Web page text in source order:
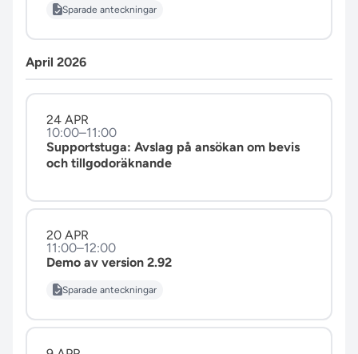
Sparade anteckningar
April 2026
24 APR
10:00–11:00
Supportstuga: Avslag på ansökan om bevis
och tillgodoräknande
20 APR
11:00–12:00
Demo av version 2.92
Sparade anteckningar